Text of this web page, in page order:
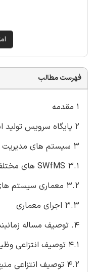
فهرست مطالب
1 مقدمه
2 پایگاه سرویس تولید ابری
3 سیستم های مدیریت گردش کار علمی
3.1 SWfMS های مختلف
3.2 معماری سیستم های مدیریت گردش کار علمی
3.3 اجرای معماری
4. توصیف مساله زمانبندی
4.1 توصیف انتزاعی وظیفه
4.2 توصیف انتزاعی منبع